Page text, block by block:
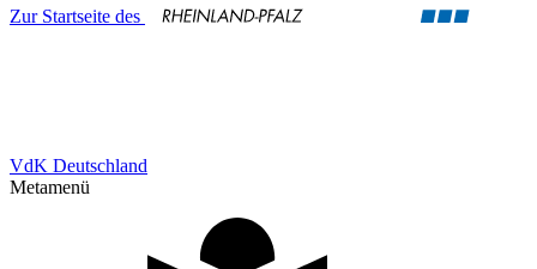
Zur Startseite des
VdK Deutschland
Metamenü